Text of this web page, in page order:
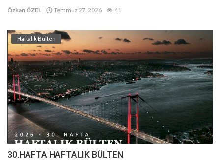
Özkan ÖZEL Temmuz 27, 2026 41
Haftalık Bülten
30.HAFTA HAFTALIK BÜLTEN